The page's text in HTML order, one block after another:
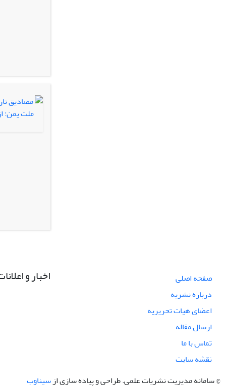
صفحه اصلی
درباره نشریه
اعضای هیات تحریریه
ارسال مقاله
تماس با ما
نقشه سایت
اخبار و
© سامانه مدیریت نشریات علمی.طراحی و پیاده سازی از سیناوب